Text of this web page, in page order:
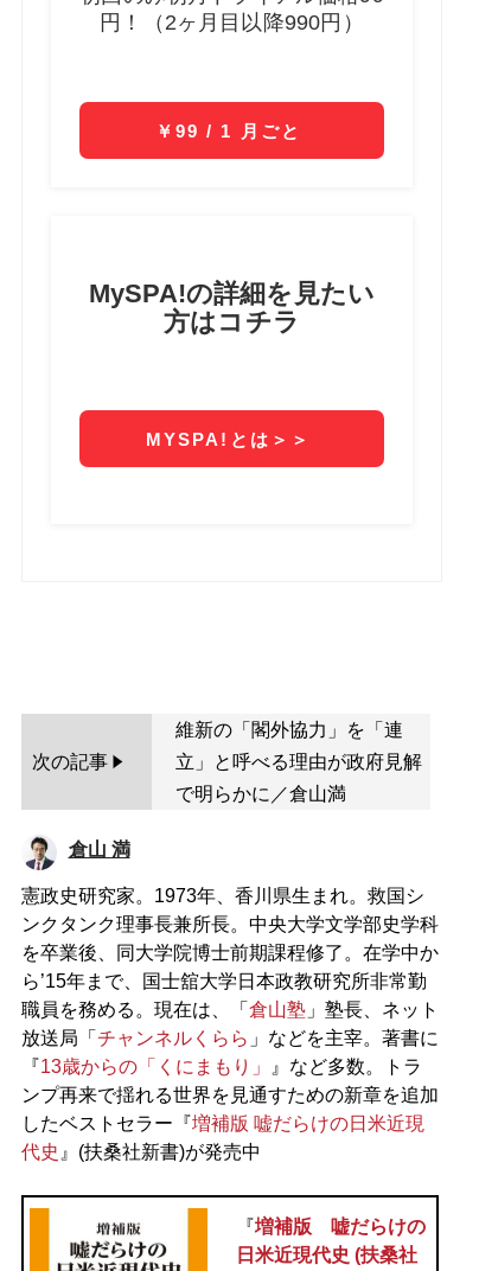
次の記事
維新の「閣外協力」を「連
立」と呼べる理由が政府見解
で明らかに／倉山満
倉山 満
憲政史研究家。1973年、香川県生まれ。救国シ
ンクタンク理事長兼所長。中央大学文学部史学科
を卒業後、同大学院博士前期課程修了。在学中か
ら’15年まで、国士舘大学日本政教研究所非常勤
職員を務める。現在は、「 倉山塾」塾長、ネット
放送局「 チャンネルくらら 」などを主宰。著書に
『13歳からの「くにまもり」
』など多数。トラ
ンプ再来で揺れる世界を見通すための新章を追加
したベストセラー『増補版 嘘だらけの日米近現
代史 』(扶桑社新書)が発売中
『増補版 嘘だらけの
日米近現代史 (扶桑社